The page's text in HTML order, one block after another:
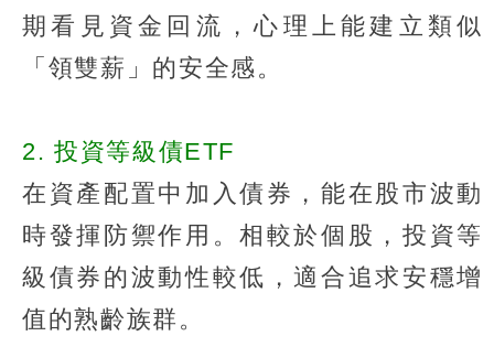
期看見資金回流，心理上能建立類似
「領雙薪」的安全感。
2. 投資等級債ETF
在資產配置中加入債券，能在股市波動
時發揮防禦作用。相較於個股，投資等
級債券的波動性較低，適合追求安穩增
值的熟齡族群。